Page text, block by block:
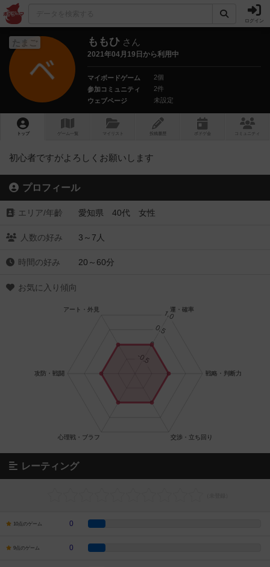
ログイン
たまご ももひ さん
2021年04月19日から利用中
マイボードゲーム
2個
参加コミュニティ
2件
ウェブページ
未設定
トップ ゲーム一覧 マイリスト 投稿履歴 ボ ドゲ コミュニティ
初心者ですがよろしくお願いします
プロフィール
エリア/年齡 愛知県 40代 女性
人数の好み 3～7人
時間の好み 20～60分
お気に入り傾向
レーティング
10点のゲーム 0
9点のゲーム 0